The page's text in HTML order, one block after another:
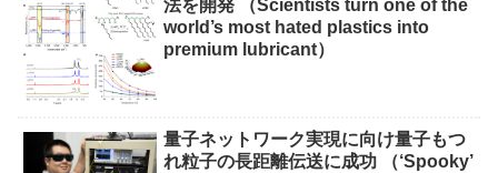
法を開発 （Scientists turn one of the
world’s most hated plastics into
premium lubricant）
量子ネットワーク実現に向け量子もつ
れ粒子の長距離伝送に成功 （‘Spooky’